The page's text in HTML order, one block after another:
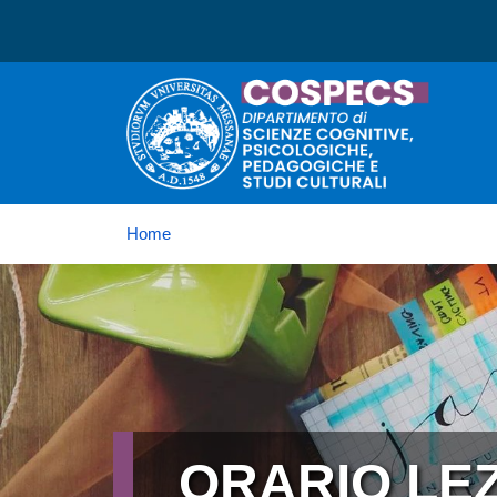
Dipartimento di Scienze
Home
Immagine
ORARIO